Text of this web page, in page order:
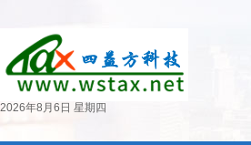
2026年8月6日 星期四